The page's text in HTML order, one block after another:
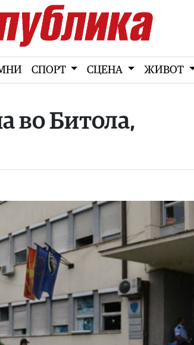
СПОРТ СЦЕНА ЖИВОТ
во Битола,